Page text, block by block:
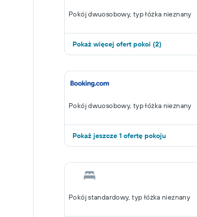
Pokój dwuosobowy, typ łóżka nieznany
Pokaż więcej ofert pokoi (2)
Pokój dwuosobowy, typ łóżka nieznany
Pokaż jeszcze 1 ofertę pokoju
Pokój standardowy, typ łóżka nieznany